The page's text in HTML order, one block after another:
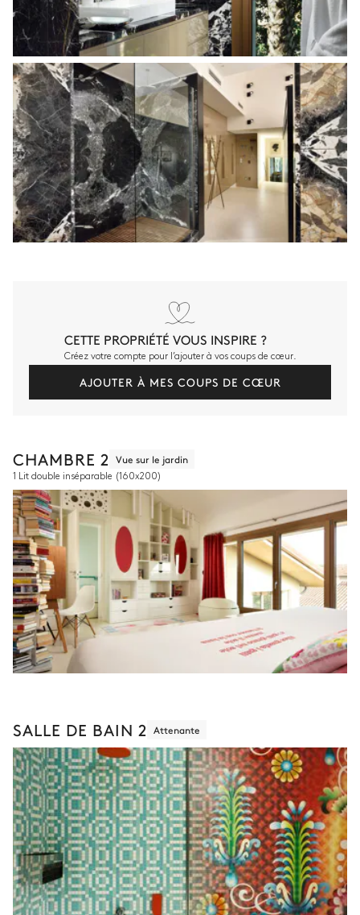
CETTE PROPRIÉTÉ VOUS INSPIRE ?
Créez votre compte pour l’ajouter à vos coups de cœur.
AJOUTER À MES COUPS DE CŒUR
CHAMBRE 2 Vue sur le jardin
1 Lit double inséparable (160x200)
SALLE DE BAIN 2 Attenante